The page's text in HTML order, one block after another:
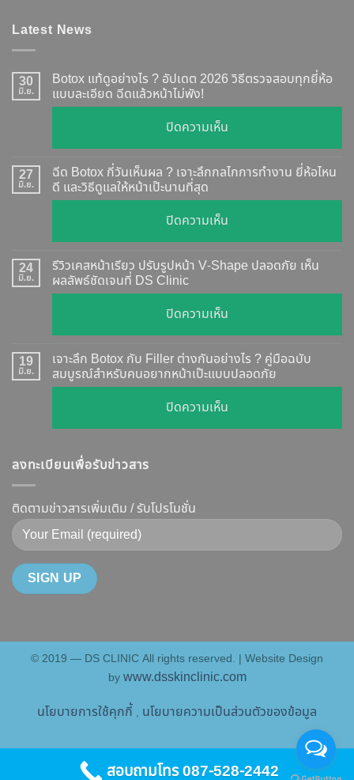
Latest News
30
มิ.ย.
Botox แท้ดูอย่างไร ? อัปเดต 2026 วิธีตรวจสอบทุกยี่ห้อ
แบบละเอียด ฉีดแล้วหน้าไม่พัง!
ปิดความเห็น
Botox
แท้
อย่างไร
อัปเดต
2026
ยี่ห้อ
แบบ
27
มิ.ย.
ฉีด Botox กี่วันเห็นผล ? เจาะลึกกลไกการทำงาน ยี่ห้อไหน
ดี และวิธีดูแลให้หน้าเป๊ะนานที่สุด
ปิดความเห็น
ฉีด
Botox
วัน
ผล
?
เจาะ
ดี
วิธี
นาน
ที่สุด
24
มิ.ย.
รีวิวเคสหน้าเรียว ปรับรูปหน้า V-Shape ปลอดภัย เห็น
ผลลัพธ์ชัดเจนที่ DS Clinic
ปิดความเห็น
รีวิว
เคส
หน้า
เรียว
รูป
ผลลัพธ์
19
มิ.ย.
เจาะลึก Botox กับ Filler ต่างกันอย่างไร ? คู่มือฉบับ
สมบูรณ์สำหรับคนอยากหน้าเป๊ะแบบปลอดภัย
ปิดความเห็น
เจาะ
ต่าง
สมบูรณ์
สำหรับ
คน
อยาก
แบบ
ลงทะเบียนเพื่อรับข่าวสาร
ติดตามข่าวสารเพิ่มเติม / รับโปรโมชั่น
© 2019 — DS CLINIC All rights reserved. | Website Design
bywww.dsskinclinic.com
นโยบายการใช้คุกกี้ , นโยบายความเป็นส่วนตัวของข้อมูล
สอบถามโทร 087-528-2442